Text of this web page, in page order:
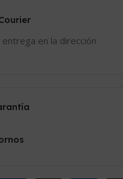
en la dirección